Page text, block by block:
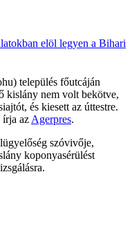
elöl legyen a Bihari
település főutcáján
kislány nem volt bekötve,
és kiesett az úttestre.
írja az Agerpres.
szóvivője,
koponyasérülést